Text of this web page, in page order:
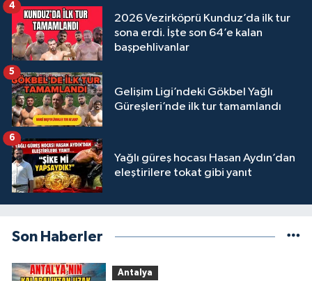
2026 Vezirköprü Kunduz’da ilk tur
sona erdi. İşte son 64’e kalan
başpehlivanlar
4
Gelişim Ligi’ndeki Gökbel Yağlı
Güreşleri’nde ilk tur tamamlandı
5
Yağlı güreş hocası Hasan Aydın’dan
eleştirilere tokat gibi yanıt
6
Son Haberler
Antalya